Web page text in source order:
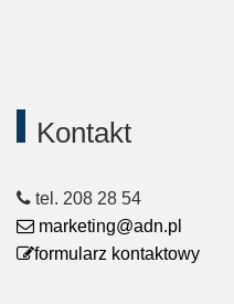
Kontakt
tel. 208 28 54
marketing@adn.pl
formularz kontaktowy